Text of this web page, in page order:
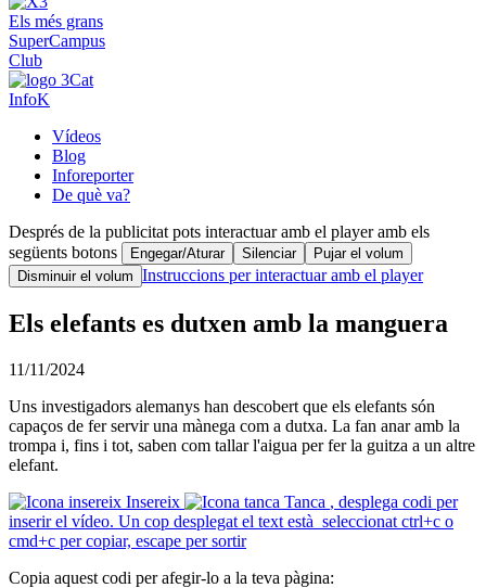
Els més grans
SuperCampus
Club
InfoK
Vídeos
Blog
Inforeporter
De què va?
Després de la publicitat pots interactuar amb el player amb els
següents botons
Engegar/Aturar Silenciar
Pujar el volum
Disminuir el volum Instruccions per interactuar amb el player
Els elefants es dutxen amb la manguera
11/11/2024
Uns investigadors alemanys han descobert que els elefants són
capaços de fer servir una mànega com a dutxa. La fan anar amb la
trompa i, fins i tot, saben com tallar l'aigua per fer la guitza a un altre
elefant.
Insereix
Tanca , desplega codi per
inserir el vídeo. Un cop desplegat el text està seleccionat ctrl+c o
cmd+c per copiar, escape per sortir
Copia aquest codi per afegir-lo a la teva pàgina: